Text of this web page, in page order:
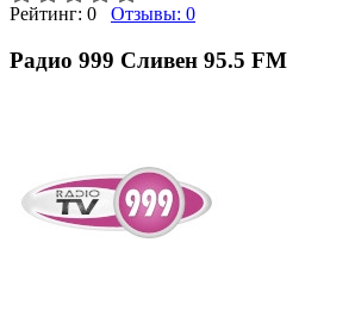
Рейтинг: 0 Отзывы: 0
Радио 999 Сливен 95.5 FM